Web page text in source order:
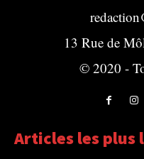
13 Rue de
© 2020 -
Articles les plus